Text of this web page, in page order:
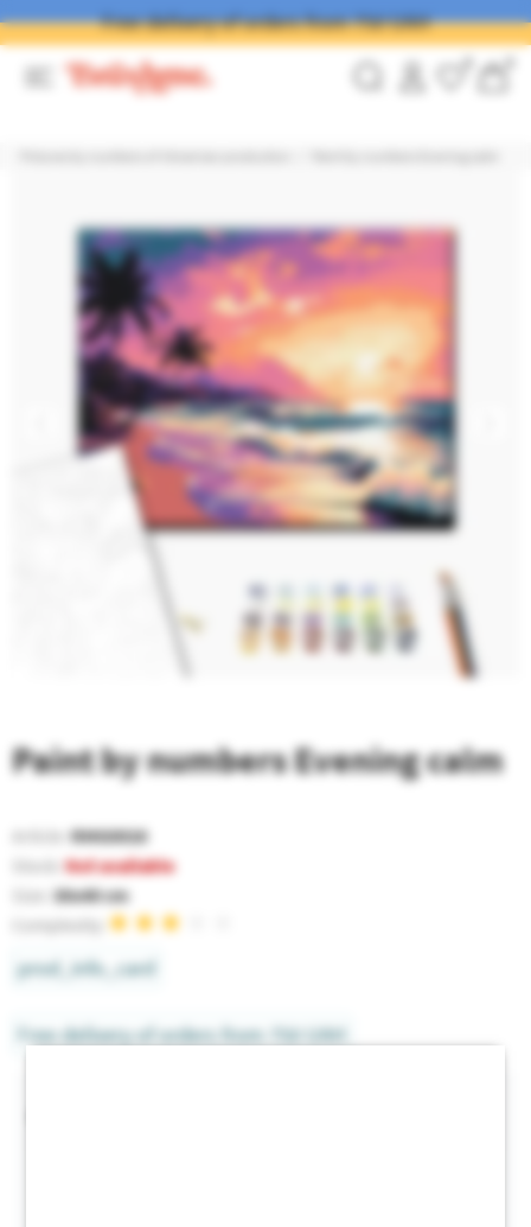
Free delivery of orders from 750 UAH
0 0
Paint by numbers Evening calm
RMG0016
Not available
30x40 cm
Complexity:
prod_info_card
Free delivery of orders from 750 UAH